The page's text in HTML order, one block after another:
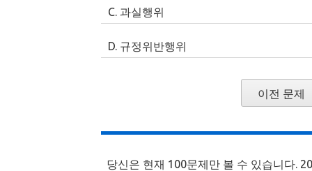
C. 과실행위
D. 규정위반행위
이전 문제
당신은 현재 100문제만 볼 수 있습니다.